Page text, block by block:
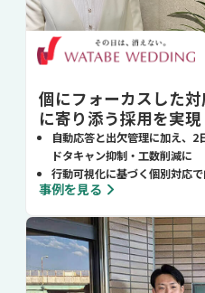
個にフォーカスした
に寄り添う採用を実現
自動応答と出欠管理に加え、2
ドタキャン抑制・工数削減に
行動可視化に基づく個別対応
事例を見る